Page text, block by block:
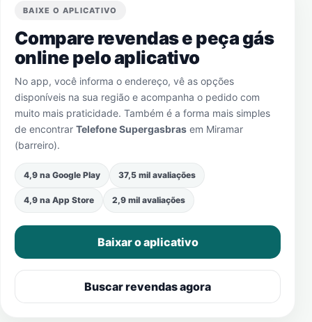
BAIXE O APLICATIVO
Compare revendas e peça gás
online pelo aplicativo
No app, você informa o endereço, vê as opções
disponíveis na sua região e acompanha o pedido com
muito mais praticidade. Também é a forma mais simples
de encontrar Telefone Supergasbras em Miramar
(barreiro).
4,9 na Google Play 37,5 mil avaliações
4,9 na App Store 2,9 mil avaliações
Baixar o aplicativo
Buscar revendas agora